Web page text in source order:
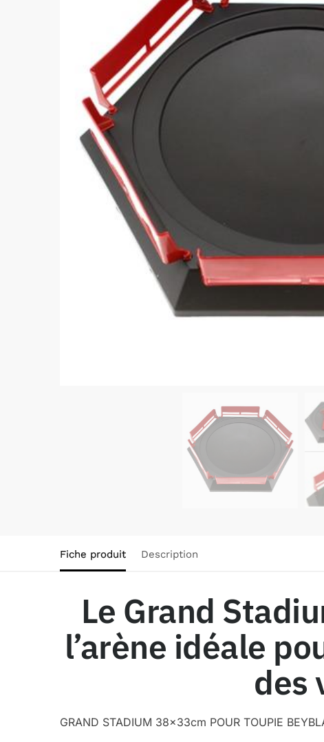
Fiche produit Description
Le Grand
l’arène idéale
des
GRAND STADIUM 38x33cm POUR TOUPIE